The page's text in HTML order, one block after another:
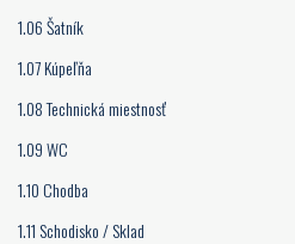
1.06 Šatník
1.07 Kúpeľňa
1.08 Technická miestnosť
1.09 WC
1.10 Chodba
1.11 Schodisko / Sklad